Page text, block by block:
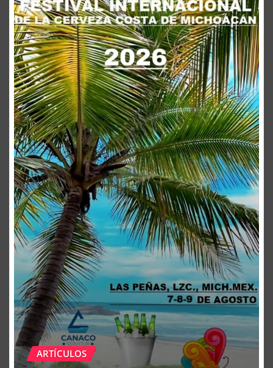
Cerveza
2026 LZC
Ago 6, 2026 0